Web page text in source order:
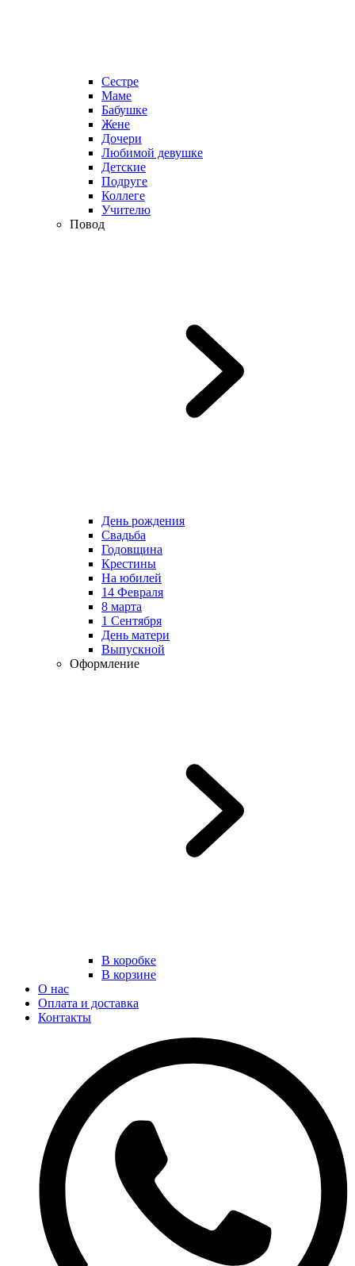
Сестре
Маме
Бабушке
Жене
Дочери
Любимой девушке
Детские
Подруге
Коллеге
Учителю
Повод
День рождения
Свадьба
Годовщина
Крестины
На юбилей
14 Февраля
8 марта
1 Сентября
День матери
Выпускной
Оформление
В коробке
В корзине
О нас
Оплата и доставка
Контакты